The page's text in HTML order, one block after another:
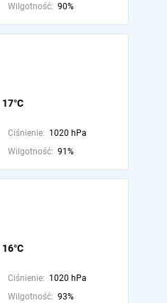
Wilgotność: 90%
17°C
Ciśnienie: 1020 hPa
Wilgotność: 91%
16°C
Ciśnienie: 1020 hPa
Wilgotność: 93%